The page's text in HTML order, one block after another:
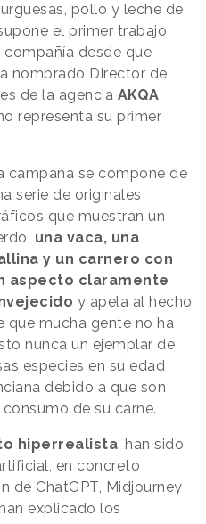
pollo y leche de
el primer trabajo
desde que
nombrado Director de
de la agencia AKQA
representa su primer
campaña se compone de
serie de originales
que muestran un
una vaca, una
y un carnero con
aspecto claramente
y apela al hecho
que mucha gente no ha
nunca un ejemplar de
especies en su edad
debido a que son
de su carne.
hiperrealista, han sido
en concreto
de ChatGPT, Midjourney
explicado los